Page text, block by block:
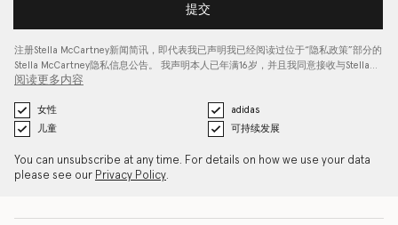
提交
注册Stella McCartney新闻简讯，即代表我已声明我已经阅读过位于“隐私政策”部分的
Stella McCartney隐私信息公告。 我声明本人已年满16岁，并且我同意接收与Stella…
阅读更多内容
女性
adidas
儿童
可持续发展
You can unsubscribe at any time. For details on how we use your data
please see our Privacy Policy.